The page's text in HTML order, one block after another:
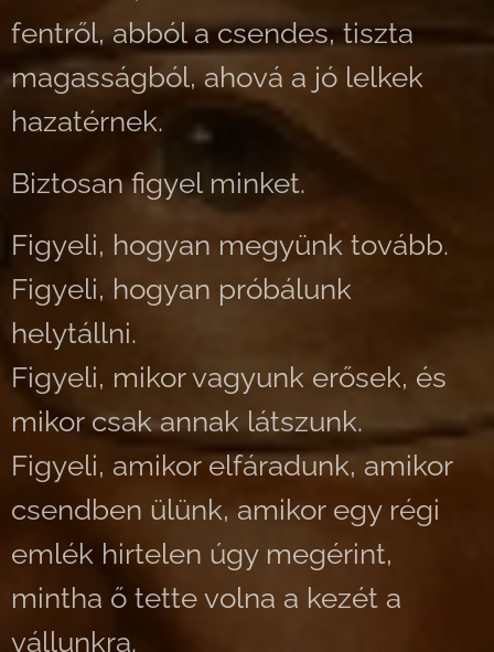
fentről, abból a csendes, tiszta
magasságból, ahová a jó lelkek
hazatérnek.
Biztosan figyel minket.
Figyeli, hogyan megyünk tovább.
Figyeli, hogyan próbálunk
helytállni.
Figyeli, mikor vagyunk erősek, és
mikor csak annak látszunk.
Figyeli, amikor elfáradunk, amikor
csendben ülünk, amikor egy régi
emlék hirtelen úgy megérint,
mintha ő tette volna a kezét a
vállunkra.